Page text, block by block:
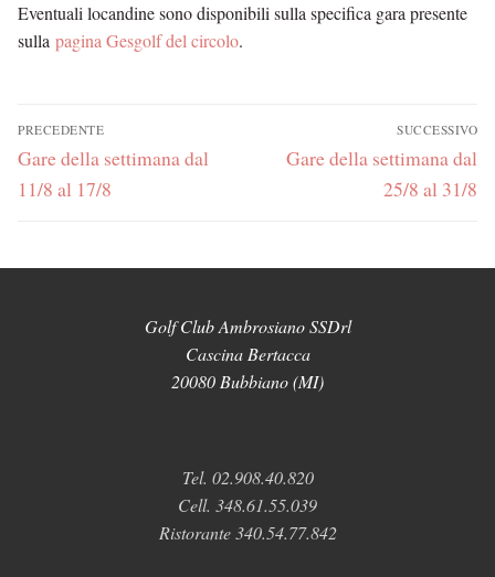
Eventuali locandine sono disponibili sulla specifica gara presente
sulla pagina Gesgolf del circolo.
Navigazione
articoli
PRECEDENTE
Articolo
precedente:
Gare della settimana dal
11/8 al 17/8
SUCCESSIVO
Articolo
Gare della settimana dal
25/8 al 31/8
Golf Club Ambrosiano SSDrl
Cascina Bertacca
20080 Bubbiano (MI)
Tel. 02.908.40.820
Cell. 348.61.55.039
Ristorante 340.54.77.842